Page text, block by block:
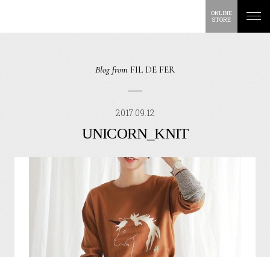
ONLINE
STORE
Blog from FIL DE FER
2017.09.12
UNICORN_KNIT